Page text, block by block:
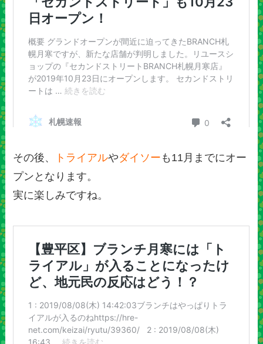
その後、 トライアルやダイソー も11月までにオー
プンとなります。
実に楽しみですね。